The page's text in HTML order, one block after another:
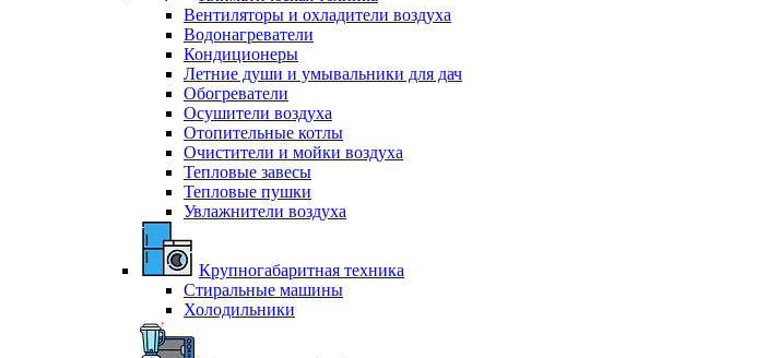
Вентиляторы и охладители воздуха
Водонагреватели
Кондиционеры
Летние души и умывальники для дач
Обогреватели
Осушители воздуха
Отопительные котлы
Очистители и мойки воздуха
Тепловые завесы
Тепловые пушки
Увлажнители воздуха
Крупногабаритная техника
Стиральные машины
Холодильники